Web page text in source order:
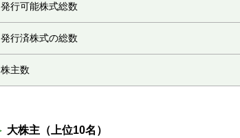
発行可能株式総数
発行済株式の総数
株主数
大株主（上位10名）